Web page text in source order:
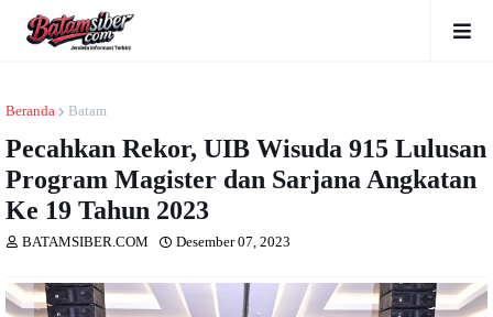
Beranda Batam
Pecahkan Rekor, UIB Wisuda 915 Lulusan
Program Magister dan Sarjana Angkatan
Ke 19 Tahun 2023
BATAMSIBER.COM Desember 07, 2023